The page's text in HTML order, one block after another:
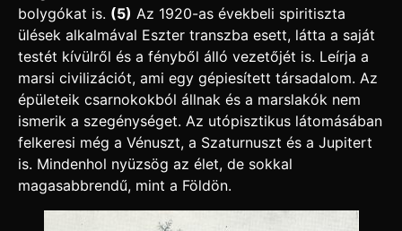
bolygókat is. (5) Az 1920-as évekbeli spiritiszta
ülések alkalmával Eszter transzba esett, látta a saját
testét kívülről és a fényből álló vezetőjét is. Leírja a
marsi civilizációt, ami egy gépiesített társadalom. Az
épületeik csarnokokból állnak és a marslakók nem
ismerik a szegénységet. Az utópisztikus látomásában
felkeresi még a Vénuszt, a Szaturnuszt és a Jupitert
is. Mindenhol nyüzsög az élet, de sokkal
magasabbrendű, mint a Földön.